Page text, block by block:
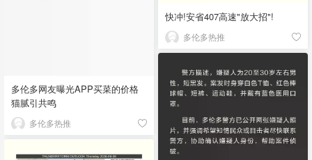
快冲!安省407高速"放大招"!
多伦多热推
多伦多网友曝光APP买菜的价格
猫腻引共鸣
多伦多热推